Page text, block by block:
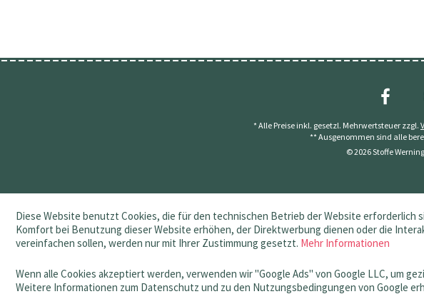
* Alle Preise inkl. gesetzl. Mehrwertsteuer zzgl.
** Ausgenommen sind alle
© 2026 Stoffe
Diese Website benutzt Cookies, die für den technischen Betrieb der Website erforderlich
Komfort bei Benutzung dieser Website erhöhen, der Direktwerbung dienen oder die
vereinfachen sollen, werden nur mit Ihrer Zustimmung gesetzt. Mehr Informationen
Wenn alle Cookies akzeptiert werden, verwenden wir "Google Ads" von Google LLC, um
Weitere Informationen zum Datenschutz und zu den Nutzungsbedingungen von Google